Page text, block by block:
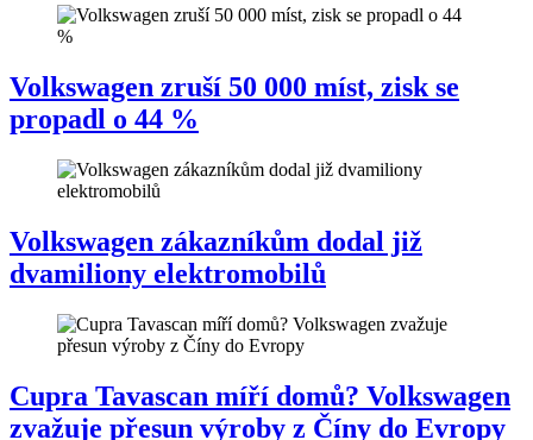
Volkswagen zruší 50 000 míst, zisk se
propadl o 44 %
Volkswagen zákazníkům dodal již
dvamiliony elektromobilů
Cupra Tavascan míří domů? Volkswagen
zvažuje přesun výroby z Číny do Evropy